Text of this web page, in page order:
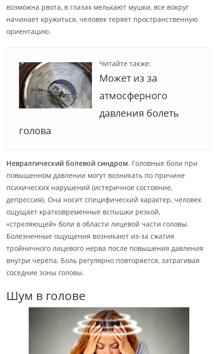
возможна рвота, в глазах мелькают мушки, все вокруг
начинает кружиться, человек теряет пространственную
ориентацию.
Читайте также:
Может из за
атмосферного
давления болеть
голова
Невралгический болевой синдром. Головные боли при
повышенном давлении могут возникать по причине
психических нарушений (истеричное состояние,
депрессия). Она носит специфический характер, человек
ощущает кратковременные вспышки резкой,
«стреляющей» боли в области лицевой части головы.
Болезненные ощущения возникают из-за сжатия
тройничного лицевого нерва после повышения давления
внутри черепа. Боль регулярно повторяется, затрагивая
соседние зоны головы.
Шум в голове